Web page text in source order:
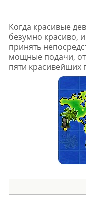
Когда красивые
безумно красиво,
принять
мощные подачи,
пяти красивейших